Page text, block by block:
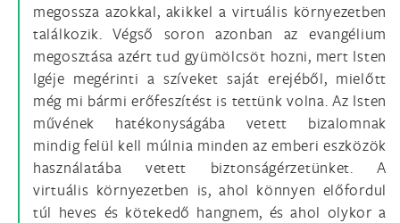
megossza azokkal, akikkel a virtuális környezetben
találkozik. Végső soron azonban az evangélium
megosztása azért tud gyümölcsöt hozni, mert Isten
Igéje megérinti a szíveket saját erejéből, mielőtt
még mi bármi erőfeszítést is tettünk volna. Az Isten
művének hatékonyságába vetett bizalomnak
mindig felül kell múlnia minden az emberi eszközök
használatába vetett biztonságérzetünket. A
virtuális környezetben is, ahol könnyen előfordul
túl heves és kötekedő hangnem, és ahol olykor a